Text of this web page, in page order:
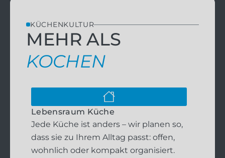
KÜCHENKULTUR
MEHR ALS
KOCHEN
Lebensraum Küche
Jede Küche ist anders – wir planen so,
dass sie zu Ihrem Alltag passt: offen,
wohnlich oder kompakt organisiert.